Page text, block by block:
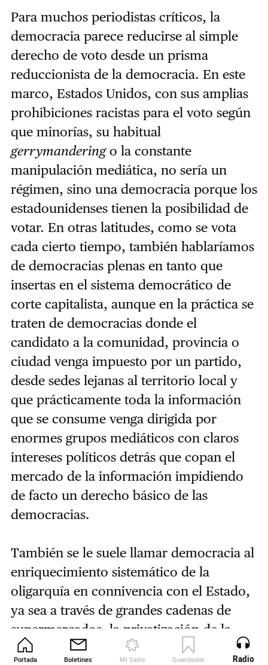
Portada Boletines Mi Salto Guardados Revista
Para muchos periodistas críticos, la
democracia parece reducirse al simple
derecho de voto desde un prisma
reduccionista de la democracia. En este
marco, Estados Unidos, con sus amplias
prohibiciones racistas para el voto según
que minorías, su habitual
gerrymanderingo la constante
manipulación mediática, no sería un
régimen, sino una democracia porque los
estadounidenses tienen la posibilidad de
votar. En otras latitudes, como se vota
cada cierto tiempo, también hablaríamos
de democracias plenas en tanto que
insertas en el sistema democrático de
corte capitalista, aunque en la práctica se
traten de democracias donde el
candidato a la comunidad, provincia o
ciudad venga impuesto por un partido,
desde sedes lejanas al territorio local y
que prácticamente toda la información
que se consume venga dirigida por
enormes grupos mediáticos con claros
intereses políticos detrás que copan el
mercado de la información impidiendo
de facto un derecho básico de las
democracias.
También se le suele llamar democracia al
enriquecimiento sistemático de la
oligarquía en connivencia con el Estado,
ya sea a través de grandes cadenas de
supermercados, la privatización de la
salud o de la especulación con un bien
Radio